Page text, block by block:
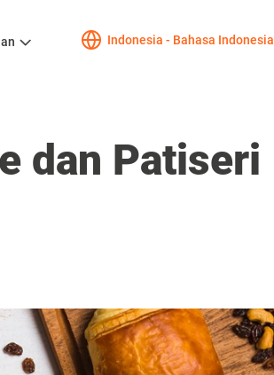
Indonesia - Bahasa Indonesia
dan Patiseri